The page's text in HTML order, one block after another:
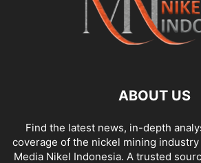
ABOUT US
Find the latest news, in-depth
coverage of the nickel mining
Media Nikel Indonesia. A trusted